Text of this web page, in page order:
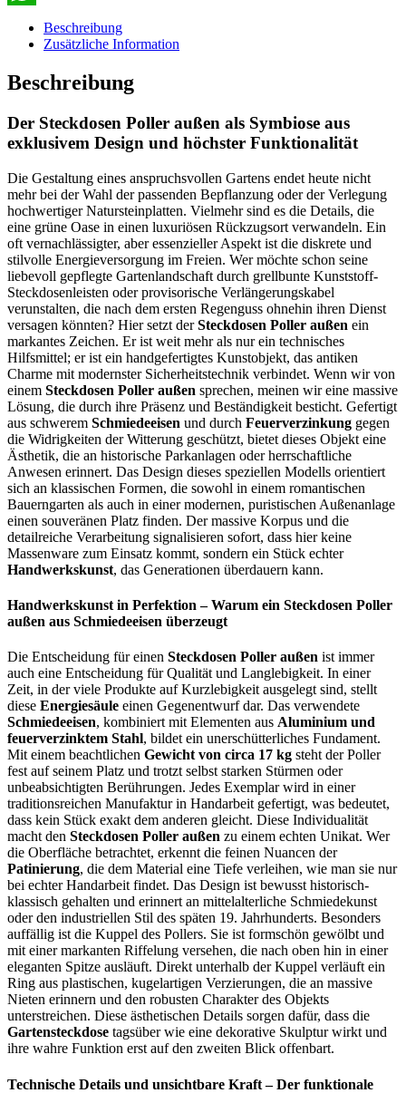
WhatsApp
Beschreibung
Zusätzliche Information
Beschreibung
Der Steckdosen Poller außen als Symbiose aus
exklusivem Design und höchster Funktionalität
Die Gestaltung eines anspruchsvollen Gartens endet heute nicht
mehr bei der Wahl der passenden Bepflanzung oder der Verlegung
hochwertiger Natursteinplatten. Vielmehr sind es die Details, die
eine grüne Oase in einen luxuriösen Rückzugsort verwandeln. Ein
oft vernachlässigter, aber essenzieller Aspekt ist die diskrete und
stilvolle Energieversorgung im Freien. Wer möchte schon seine
liebevoll gepflegte Gartenlandschaft durch grellbunte Kunststoff-
Steckdosenleisten oder provisorische Verlängerungskabel
verunstalten, die nach dem ersten Regenguss ohnehin ihren Dienst
versagen könnten? Hier setzt derSteckdosen Poller außen ein
markantes Zeichen. Er ist weit mehr als nur ein technisches
Hilfsmittel; er ist ein handgefertigtes Kunstobjekt, das antiken
Charme mit modernster Sicherheitstechnik verbindet. Wenn wir von
einem Steckdosen Poller außen sprechen, meinen wir eine massive
Lösung, die durch ihre Präsenz und Beständigkeit besticht. Gefertigt
aus schwerem Schmiedeeisen und durch Feuerverzinkung gegen
die Widrigkeiten der Witterung geschützt, bietet dieses Objekt eine
Ästhetik, die an historische Parkanlagen oder herrschaftliche
Anwesen erinnert. Das Design dieses speziellen Modells orientiert
sich an klassischen Formen, die sowohl in einem romantischen
Bauerngarten als auch in einer modernen, puristischen Außenanlage
einen souveränen Platz finden. Der massive Korpus und die
detailreiche Verarbeitung signalisieren sofort, dass hier keine
Massenware zum Einsatz kommt, sondern ein Stück echter
Handwerkskunst, das Generationen überdauern kann.
Handwerkskunst in Perfektion – Warum ein Steckdosen Poller
außen aus Schmiedeeisen überzeugt
Die Entscheidung für einen Steckdosen Poller außen ist immer
auch eine Entscheidung für Qualität und Langlebigkeit. In einer
Zeit, in der viele Produkte auf Kurzlebigkeit ausgelegt sind, stellt
diese Energiesäule einen Gegenentwurf dar. Das verwendete
Schmiedeeisen, kombiniert mit Elementen aus Aluminium und
feuerverzinktem Stahl, bildet ein unerschütterliches Fundament.
Mit einem beachtlichen Gewicht von circa 17 kg steht der Poller
fest auf seinem Platz und trotzt selbst starken Stürmen oder
unbeabsichtigten Berührungen. Jedes Exemplar wird in einer
traditionsreichen Manufaktur in Handarbeit gefertigt, was bedeutet,
dass kein Stück exakt dem anderen gleicht. Diese Individualität
macht den Steckdosen Poller außen zu einem echten Unikat. Wer
die Oberfläche betrachtet, erkennt die feinen Nuancen der
Patinierung, die dem Material eine Tiefe verleihen, wie man sie nur
bei echter Handarbeit findet. Das Design ist bewusst historisch-
klassisch gehalten und erinnert an mittelalterliche Schmiedekunst
oder den industriellen Stil des späten 19. Jahrhunderts. Besonders
auffällig ist die Kuppel des Pollers. Sie ist formschön gewölbt und
mit einer markanten Riffelung versehen, die nach oben hin in einer
eleganten Spitze ausläuft. Direkt unterhalb der Kuppel verläuft ein
Ring aus plastischen, kugelartigen Verzierungen, die an massive
Nieten erinnern und den robusten Charakter des Objekts
unterstreichen. Diese ästhetischen Details sorgen dafür, dass die
Gartensteckdose tagsüber wie eine dekorative Skulptur wirkt und
ihre wahre Funktion erst auf den zweiten Blick offenbart.
Technische Details und unsichtbare Kraft – Der funktionale